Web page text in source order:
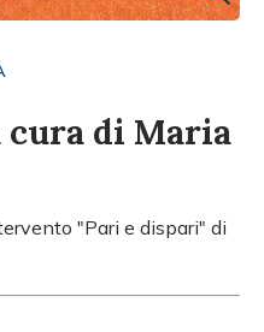
cura di Maria
"Pari e dispari" di